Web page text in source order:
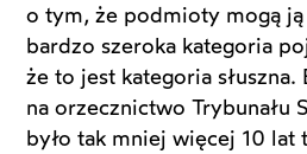
o tym, że podmioty mogą
bardzo szeroka kategoria
że to jest kategoria
na orzecznictwo Trybunału
było tak mniej więcej 10 lat